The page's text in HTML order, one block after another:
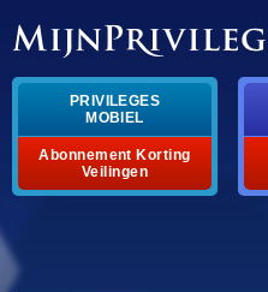
PRIVILEGES
MOBIEL
Abonnement Korting
Veilingen